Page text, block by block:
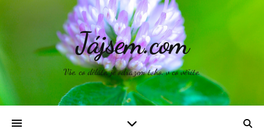
Jájsem.com
Vše, co děláte, je odrazem toho, v co věříte.